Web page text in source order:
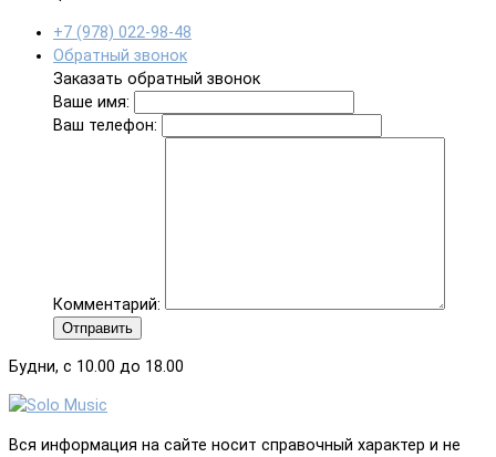
+7 (978) 022-98-48
Обратный звонок
Заказать обратный звонок
Ваше имя:
Ваш телефон:
Комментарий:
Отправить
Будни, с 10.00 до 18.00
Вся информация на сайте носит справочный характер и не